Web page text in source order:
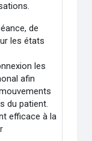
de
les états
les
afin
du patient.
efficace à la